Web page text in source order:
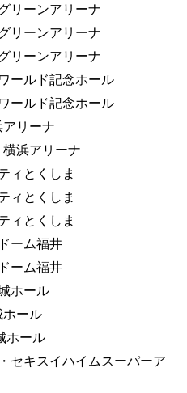
リーンアリーナ
リーンアリーナ
リーンアリーナ
ールド記念ホール
ールド記念ホール
リーナ
浜アリーナ
ィとくしま
ィとくしま
ィとくしま
ーム福井
ーム福井
ホール
ホール
ホール
セキスイハイムスーパーア